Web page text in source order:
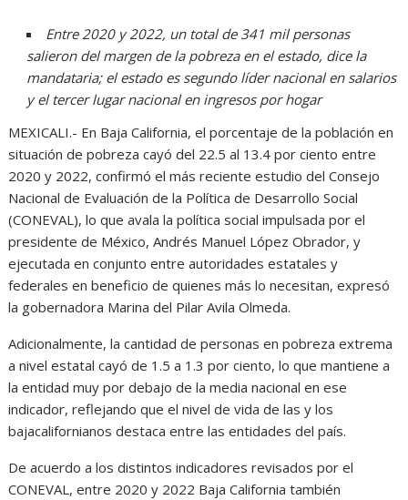
Entre 2020 y 2022, un total de 341 mil personas
salieron del margen de la pobreza en el estado, dice la
mandataria; el estado es segundo líder nacional en salarios
y el tercer lugar nacional en ingresos por hogar
MEXICALI.- En Baja California, el porcentaje de la población en
situación de pobreza cayó del 22.5 al 13.4 por ciento entre
2020 y 2022, confirmó el más reciente estudio del Consejo
Nacional de Evaluación de la Política de Desarrollo Social
(CONEVAL), lo que avala la política social impulsada por el
presidente de México, Andrés Manuel López Obrador, y
ejecutada en conjunto entre autoridades estatales y
federales en beneficio de quienes más lo necesitan, expresó
la gobernadora Marina del Pilar Avila Olmeda.
Adicionalmente, la cantidad de personas en pobreza extrema
a nivel estatal cayó de 1.5 a 1.3 por ciento, lo que mantiene a
la entidad muy por debajo de la media nacional en ese
indicador, reflejando que el nivel de vida de las y los
bajacalifornianos destaca entre las entidades del país.
De acuerdo a los distintos indicadores revisados por el
CONEVAL, entre 2020 y 2022 Baja California también